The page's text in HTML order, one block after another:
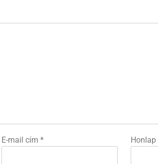
E-mail cím * Honlap